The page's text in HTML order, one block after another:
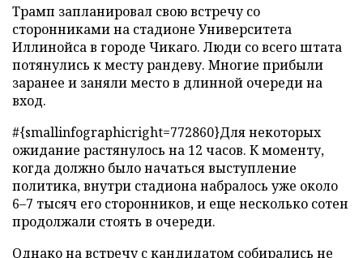
Трамп запланировал свою встречу со
сторонниками на стадионе Университета
Иллинойса в городе Чикаго. Люди со всего штата
потянулись к месту рандеву. Многие прибыли
заранее и заняли место в длинной очереди на
вход.
#{smallinfographicright=772860}Для некоторых
ожидание растянулось на 12 часов. К моменту,
когда должно было начаться выступление
политика, внутри стадиона набралось уже около
6–7 тысяч его сторонников, и еще несколько сотен
продолжали стоять в очереди.
Однако на встречу с кандидатом собирались не